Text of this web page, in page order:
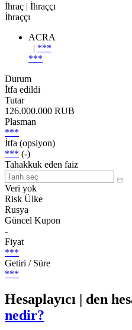
İhraç | İhraççı
İhraççı
ACRA
| ***
***
Durum
İtfa edildi
Tutar
126.000.000 RUB
Plasman
***
İtfa (opsiyon)
*** (-)
Tahakkuk eden faiz
Veri yok
Risk Ülke
Rusya
Güncel Kupon
-
Fiyat
***
Getiri / Süre
***
Hesaplayıcı | den
nedir?